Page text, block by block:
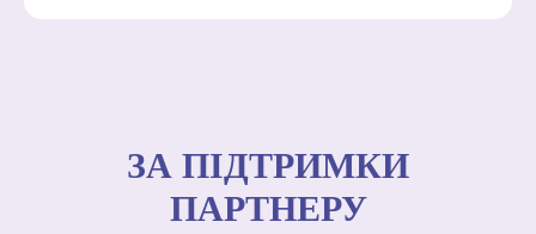
ЗА ПІДТРИМКИ
ПАРТНЕРУ